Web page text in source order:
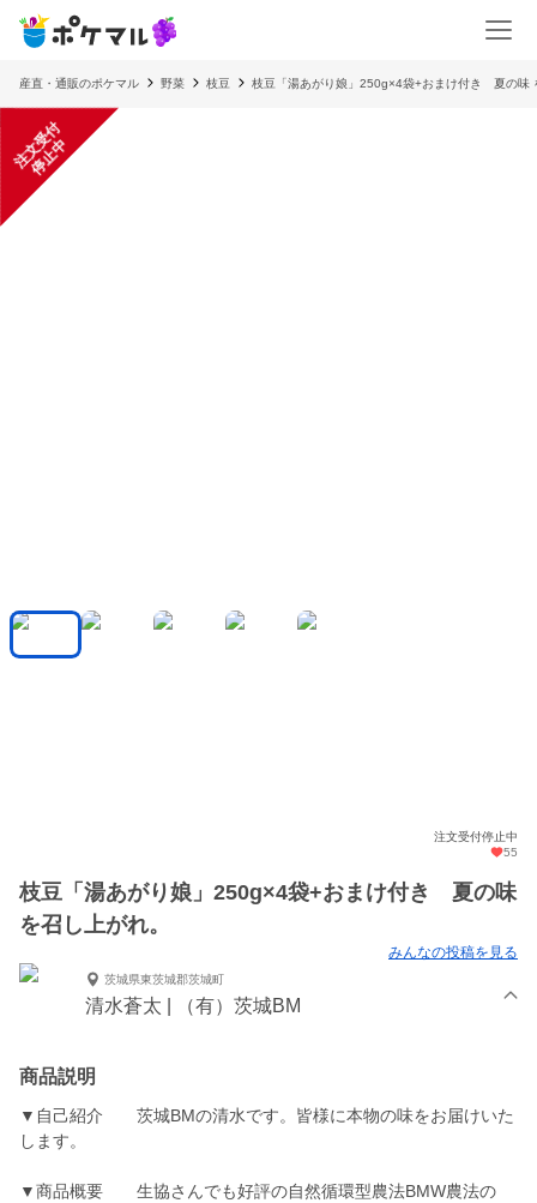
産直・通販のポケマル 野菜 枝豆 枝豆「湯あがり娘」250g×4袋+おまけ付き 夏の味
注
文
受
付
停
止
中
注文受付停止中
55
枝豆「湯あがり娘」250g×4袋+おまけ付き 夏の味
を召し上がれ。
みんなの投稿を見る
茨城県東茨城郡茨城町
清水蒼太 | （有）茨城BM
商品説明
▼自己紹介 茨城BMの清水です。皆様に本物の味をお届けいた
します。
▼商品概要 生協さんでも好評の自然循環型農法BMW農法の